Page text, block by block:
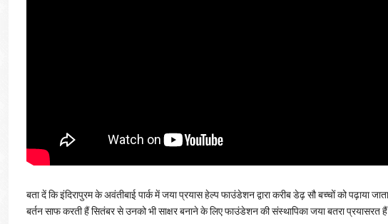
बता दें कि इंदिरापुरम के अवंतीबाई पार्क में जया प्रयास हेल्प फाउंडेशन द्वारा करीब डेढ़ सौ बच्चों को पढ़ाया
बर्तन साफ करती हैं सितंबर से उनको भी साक्षर बनाने के लिए फाउंडेशन की संस्थापिका जया बतरा प्रयासरत